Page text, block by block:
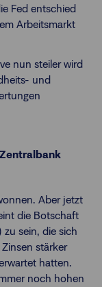
Fed entschied
Arbeitsmarkt
nun steiler wird
und
Aber jetzt
die Botschaft
zu sein, die sich
stärker
hatten.
noch hohen